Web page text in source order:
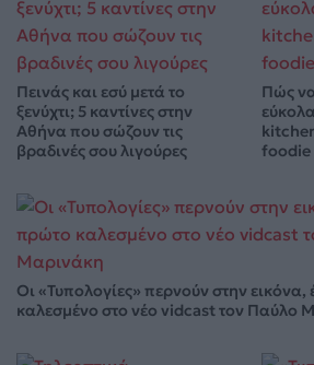
Πεινάς και εσύ μετά το
ξενύχτι; 5 καντίνες στην
Αθήνα που σώζουν τις
βραδινές σου λιγούρες
Πώς
foodie
Οι «Τυπολογίες» περνούν στην
καλεσμένο στο νέο vidcast τον Παύλο